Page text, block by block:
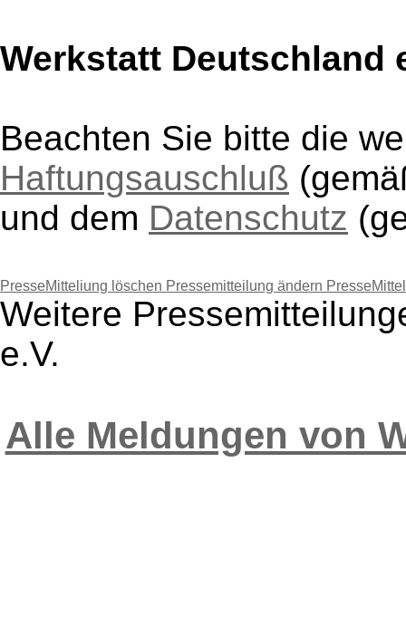
Werkstatt Deutschland
Beachten Sie bitte die
Haftungsauschluß
und dem Datenschutz
PresseMitteliung löschen Pressemitteilung ändern
Weitere
e.V.
Alle Meldungen von